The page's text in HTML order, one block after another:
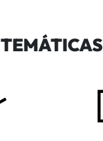
TEMÁTICAS